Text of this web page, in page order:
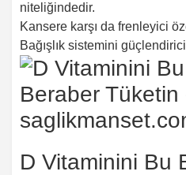
niteliğindedir.
Kansere karşı da frenleyici
Bağışlık sistemini
D Vitaminini Bu